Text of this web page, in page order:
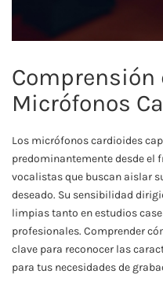
Comprensión
Micrófonos
Los micrófonos cardioides
predominantemente desde el
vocalistas que buscan aislar
deseado. Su sensibilidad
limpias tanto en estudios
profesionales. Comprender
clave para reconocer las
para tus necesidades de